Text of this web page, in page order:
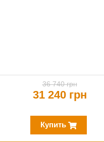
36 740 грн
31 240 грн
Купить